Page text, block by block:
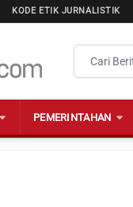
KODE ETIK JURNALISTIK
PEMERINTAHAN